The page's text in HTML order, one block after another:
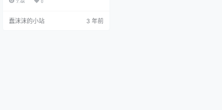
很多福利的图片深受绅士们的喜
蠢沫沫的小站 3 年前